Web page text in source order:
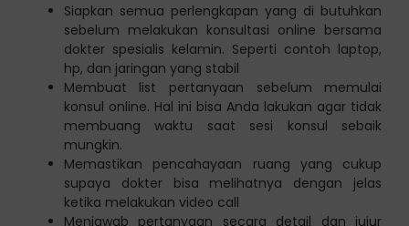
Siapkan semua perlengkapan yang di butuhkan
sebelum melakukan konsultasi online bersama
dokter spesialis kelamin. Seperti contoh laptop,
hp, dan jaringan yang stabil
Membuat list pertanyaan sebelum memulai
konsul online. Hal ini bisa Anda lakukan agar tidak
membuang waktu saat sesi konsul sebaik
mungkin.
Memastikan pencahayaan ruang yang cukup
supaya dokter bisa melihatnya dengan jelas
ketika melakukan video call
Menjawab pertanyaan secara detail dan jujur